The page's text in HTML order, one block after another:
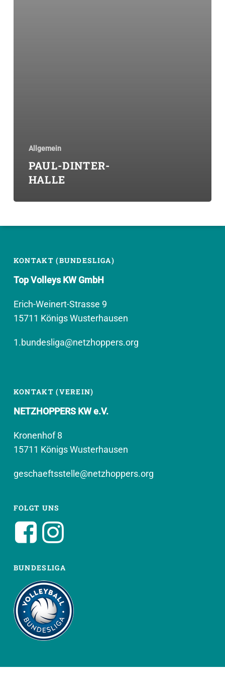
Allgemein
PAUL-DINTER-
HALLE
KONTAKT (BUNDESLIGA)
Top Volleys KW GmbH
Erich-Weinert-Strasse 9
15711 Königs Wusterhausen
1.bundesliga@netzhoppers.org
KONTAKT (VEREIN)
NETZHOPPERS KW e.V.
Kronenhof 8
15711 Königs Wusterhausen
geschaeftsstelle@netzhoppers.org
FOLGT UNS
BUNDESLIGA